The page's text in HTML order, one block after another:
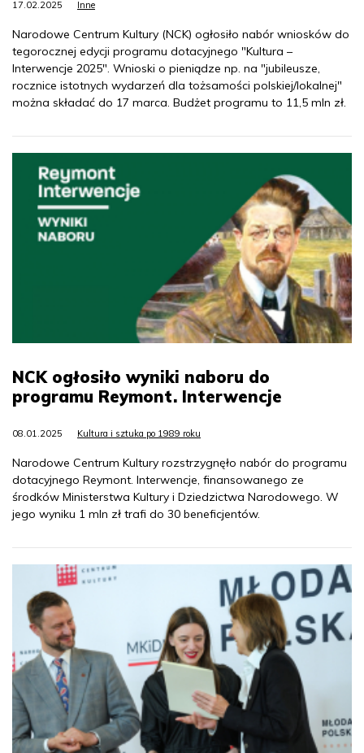
17.02.2025 Inne
Narodowe Centrum Kultury (NCK) ogłosiło nabór wniosków do
tegorocznej edycji programu dotacyjnego "Kultura –
Interwencje 2025". Wnioski o pieniądze np. na "jubileusze,
rocznice istotnych wydarzeń dla tożsamości polskiej/lokalnej"
można składać do 17 marca. Budżet programu to 11,5 mln zł.
NCK ogłosiło wyniki naboru do
programu Reymont. Interwencje
08.01.2025 Kultura i sztuka po 1989 roku
Narodowe Centrum Kultury rozstrzygnęło nabór do programu
dotacyjnego Reymont. Interwencje, finansowanego ze
środków Ministerstwa Kultury i Dziedzictwa Narodowego. W
jego wyniku 1 mln zł trafi do 30 beneficjentów.